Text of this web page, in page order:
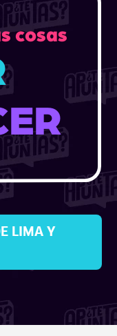
cosas
LIMA Y